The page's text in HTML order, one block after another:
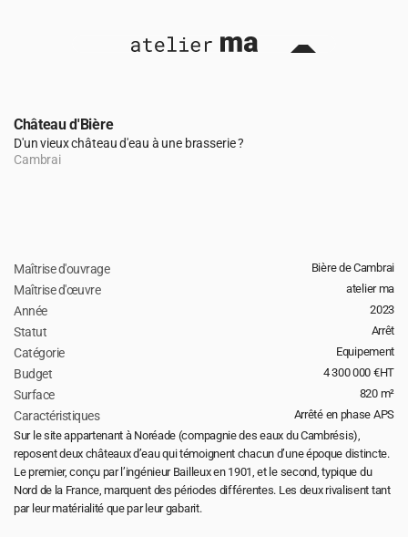
Château d'Bière
D'un vieux château d'eau à une brasserie ?
Cambrai
retour
Maîtrise d'ouvrage Bière de Cambrai
Maîtrise d'œuvre atelier ma
Année 2023
Statut Arrêt
Catégorie Equipement
Budget 4 300 000 €HT
Surface 820 m²
Caractéristiques
Arrêté en phase APS
Sur le site appartenant à Noréade (compagnie des eaux du Cambrésis),
reposent deux châteaux d’eau qui témoignent chacun d’une époque distincte.
Le premier, conçu par l’ingénieur Bailleux en 1901, et le second, typique du
Nord de la France, marquent des périodes différentes. Les deux rivalisent tant
par leur matérialité que par leur gabarit.